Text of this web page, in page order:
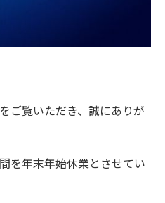
ご覧いただき、誠にありが
を年末年始休業とさせてい